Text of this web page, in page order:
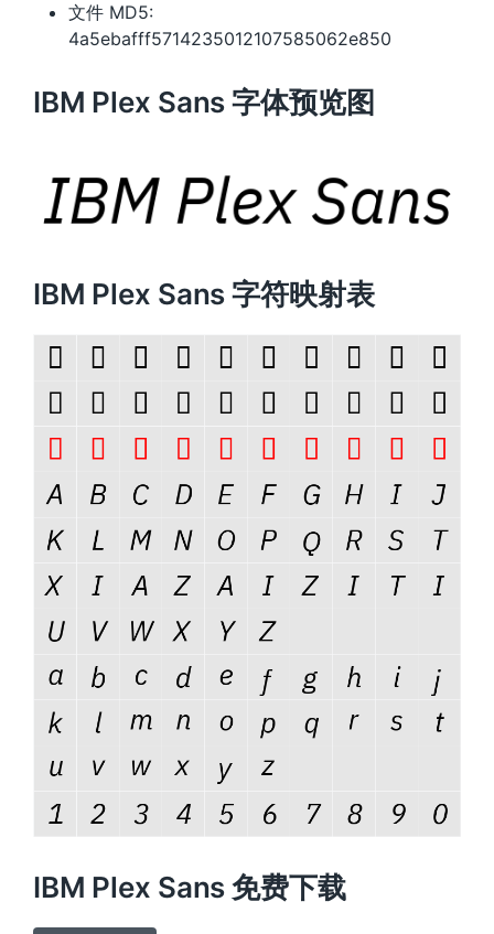
文件 MD5:
4a5ebafff5714235012107585062e850
IBM Plex Sans 字体预览图
IBM Plex Sans 字符映射表
IBM Plex Sans 免费下载